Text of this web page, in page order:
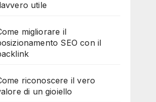
utile
migliorare il
SEO con il
riconoscere il vero
di un gioiello